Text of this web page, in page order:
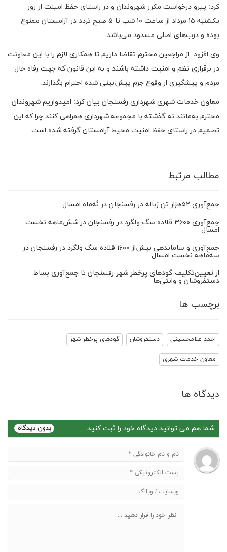
کرد: پیرو درخواست مکرر شهروندان و در راستای حفظ امینت از روز
یکشنبه ۱۵ مرداد از ساعت ۱۰ شب تا ۵ صبح تردد در آرامستان ممنوع
بوده و درب‌هاى اصلى مسدود می‌باشد.
وی افزود: از مراجعین محترم تقاضا داریم تا همکارى لازم را با این معاونت
در برقرارى نظم و امنیت داشته باشند و به این قانون که جهت رفاه حال
مردم و پیشگیرى از وقوع جرم پیش‌بینى شده احترام بگذارند.
معاون خدمات شهری شهرداری رفسنجان بیان کرد: امیدواریم شهروندان
محترم به‌مانند نه گذشته با مجموعه شهرداری همراهی کنند چرا که این
تصمیم در راستای حفظ امنیت محیط آرامستان گرفته شده است.
مطالب مرتبط
جمع‌آوری ۵۲‌هزار تن زباله در رفسنجان در نُه‌ماه امسال
جمع‌آوری ۳۶۰۰ قلاده سگ ولگرد در رفسنجان در شش‌ماهه نخست
امسال
جمع‌آوری و ساماندهی بیش‌از ۱۶۰۰ قلاده سگ ولگرد در رفسنجان در
سه‌ماهه نخست امسال
از تعیین‌تکلیف گودهای پرخطر شهر رفسنجان تا جمع‌آوری بساط
دستفروشان و وانتی‌ها
برچسب ها
احمد غلامحسینی دستفروشان گودهای پرخطر شهر
معاون خدمات شهری
دیدگاه ها
شما هم می توانید دیدگاه خود را ثبت کنید